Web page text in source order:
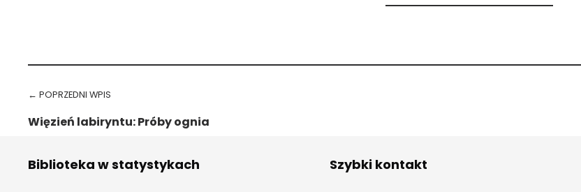
Nawigacja wpisu
← POPRZEDNI WPIS
Więzień labiryntu: Próby ognia
Biblioteka w statystykach Szybki kontakt